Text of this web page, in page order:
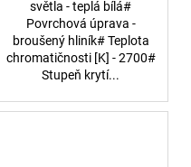
světla - teplá bílá#
Povrchová úprava -
broušený hliník# Teplota
chromatičnosti [K] - 2700#
Stupeň krytí...